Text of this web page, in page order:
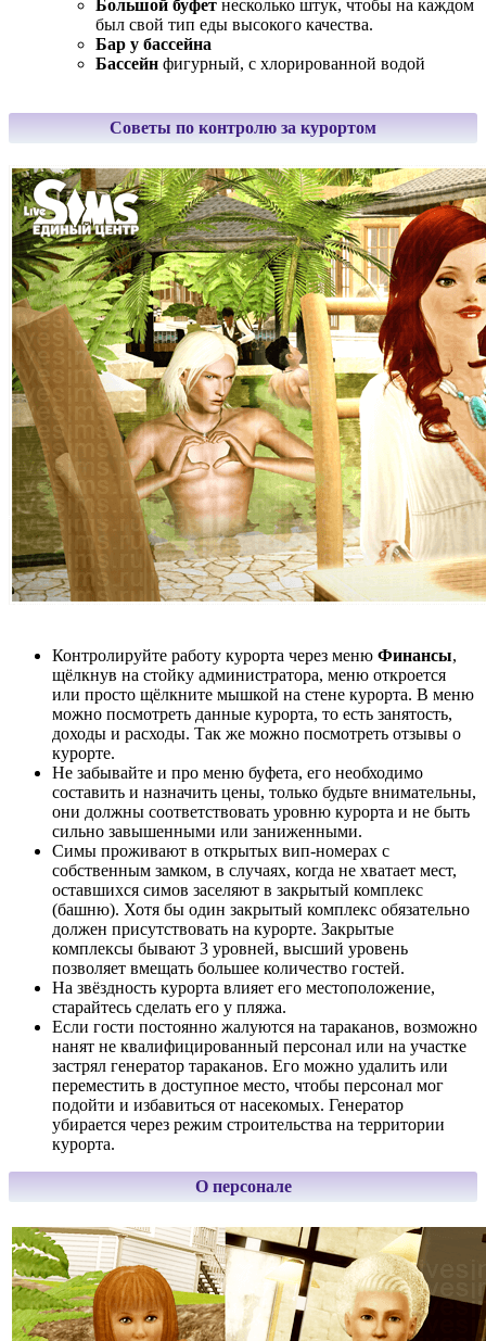
Большой буфет несколько штук, чтобы на каждом
был свой тип еды высокого качества.
Бар у бассейна
Бассейн фигурный, с хлорированной водой
Советы по контролю за курортом
Контролируйте работу курорта через меню Финансы,
щёлкнув на стойку администратора, меню откроется
или просто щёлкните мышкой на стене курорта. В меню
можно посмотреть данные курорта, то есть занятость,
доходы и расходы. Так же можно посмотреть отзывы о
курорте.
Не забывайте и про меню буфета, его необходимо
составить и назначить цены, только будьте внимательны,
они должны соответствовать уровню курорта и не быть
сильно завышенными или заниженными.
Симы проживают в открытых вип-номерах с
собственным замком, в случаях, когда не хватает мест,
оставшихся симов заселяют в закрытый комплекс
(башню). Хотя бы один закрытый комплекс обязательно
должен присутствовать на курорте. Закрытые
комплексы бывают 3 уровней, высший уровень
позволяет вмещать большее количество гостей.
На звёздность курорта влияет его местоположение,
старайтесь сделать его у пляжа.
Если гости постоянно жалуются на тараканов, возможно
нанят не квалифицированный персонал или на участке
застрял генератор тараканов. Его можно удалить или
переместить в доступное место, чтобы персонал мог
подойти и избавиться от насекомых. Генератор
убирается через режим строительства на территории
курорта.
О персонале